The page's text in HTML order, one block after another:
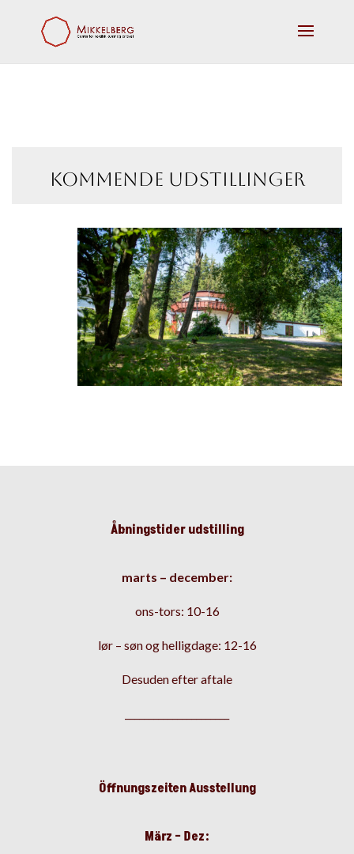
kommende udstillinger
Åbningstider udstilling
marts – december:
ons-tors: 10-16
lør – søn og helligdage: 12-16
Desuden efter aftale
Öffnungszeiten Ausstellung
März – Dez: